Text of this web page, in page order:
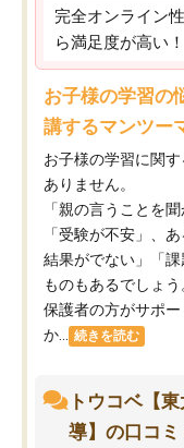
完全オンライン
ら満足度が高い！
お子様の学習の
講するマンツー
お子様の学習に関
ありません。
「親の言うことを
「受験が不安」、
結果がでない」「
ものもあるでしょう
保護者の方がサポ
か...
続きを読む
トウコベ【
導】の口コミ